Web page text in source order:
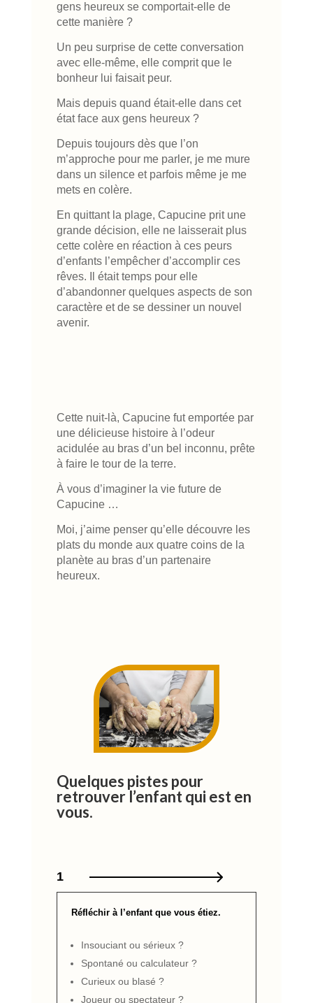
gens heureux se comportait-elle de
cette manière ?
Un peu surprise de cette conversation
avec elle-même, elle comprit que le
bonheur lui faisait peur.
Mais depuis quand était-elle dans cet
état face aux gens heureux ?
Depuis toujours dès que l’on
m’approche pour me parler, je me mure
dans un silence et parfois même je me
mets en colère.
En quittant la plage, Capucine prit une
grande décision, elle ne laisserait plus
cette colère en réaction à ces peurs
d’enfants l’empêcher d’accomplir ces
rêves. Il était temps pour elle
d’abandonner quelques aspects de son
caractère et de se dessiner un nouvel
avenir.
Cette nuit-là, Capucine fut emportée par
une délicieuse histoire à l’odeur
acidulée au bras d’un bel inconnu, prête
à faire le tour de la terre.
À vous d’imaginer la vie future de
Capucine …
Moi, j’aime penser qu’elle découvre les
plats du monde aux quatre coins de la
planète au bras d’un partenaire
heureux.
Quelques pistes pour
retrouver l’enfant qui est en
vous.
1
Réfléchir à l’enfant que vous étiez.
Insouciant ou sérieux ?
Spontané ou calculateur ?
Curieux ou blasé ?
Joueur ou spectateur ?